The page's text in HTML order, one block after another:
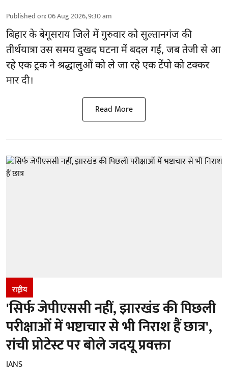
Published on:06 Aug 2026, 9:30 am
बिहारके बेगूसराय जिले में गुरुवार को सुल्तानगंज की
तीर्थयात्रा उस समय दुखद घटना में बदल गई, जब तेजी से आ
रहे एक ट्रक ने श्रद्धालुओं को ले जा रहे एक टेंपो को टक्कर
मार दी।
Read More
राष्ट्रीय
'सिर्फ जेपीएससी नहीं, झारखंड की पिछली
परीक्षाओं में भष्टाचार से भी निराश हैं छात्र',
रांची प्रोटेस्ट पर बोले जदयू प्रवक्ता
IANS